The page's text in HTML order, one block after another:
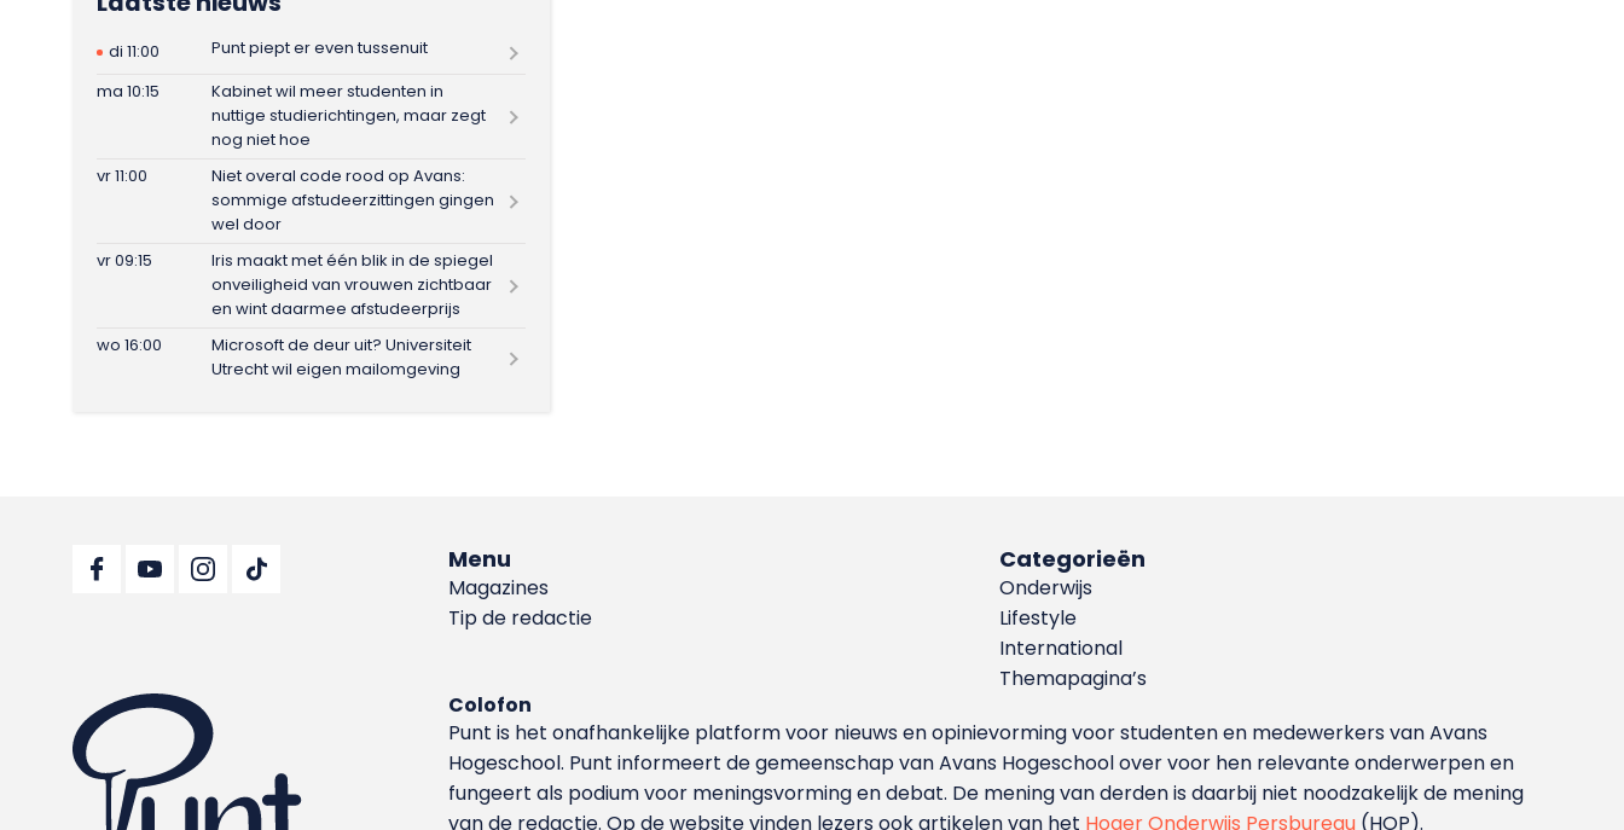
di 11:00
Punt piept er even tussenuit
ma 10:15
Kabinet wil meer studenten in
nuttige studierichtingen, maar zegt
nog niet hoe
vr 11:00
Niet overal code rood op Avans:
sommige afstudeerzittingen gingen
wel door
vr 09:15
Iris maakt met één blik in de spiegel
onveiligheid van vrouwen zichtbaar
en wint daarmee afstudeerprijs
wo 16:00
Microsoft de deur uit? Universiteit
Utrecht wil eigen mailomgeving
Menu
Magazines
Tip de redactie
Categorieën
Onderwijs
Lifestyle
International
Themapagina’s
Colofon
Punt is het onafhankelijke platform voor nieuws en opinievorming voor studenten en medewerkers van Avans
Hoge­school. Punt informeert de gemeenschap van Avans Hogeschool over voor hen relevante onderwerpen en
fungeert als podium voor meningsvorming en debat. De mening van derden is daarbij niet noodzakelijk de mening
van de redactie. Op de website vinden lezers ook artikelen van het Hoger Onderwijs Persbureau (HOP).